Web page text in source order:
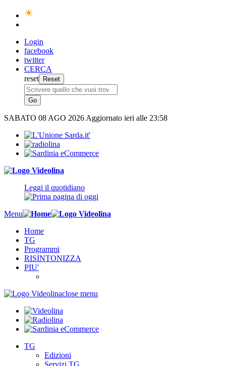
Login
facebook
twitter
CERCA
reset
SABATO 08 AGO 2026 Aggiornato ieri alle 23:58
Leggi il quotidiano
Menu
Home
TG
Programmi
RISINTONIZZA
PIU'
close menu
TG
Edizioni
Servizi TG